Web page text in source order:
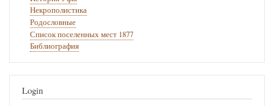
Некрополистика
Родословные
Список поселенных мест 1877
Библиография
Login